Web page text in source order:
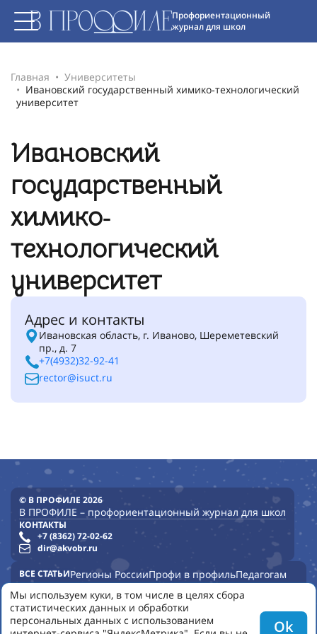
Профориентационный
журнал для школ
Главная
Университеты
Ивановский государственный химико‐технологический
университет
Ивановский
государственный
химико‐
технологический
университет
Адрес и контакты
Ивановская область, г. Иваново, Шереметевский
пр., д. 7
+7(4932)32-92-41
rector@isuct.ru
© В ПРОФИЛЕ 2026
В ПРОФИЛЕ – профориентационный журнал для школ
КОНТАКТЫ
+7 (8362) 72-02-62
dir@akvobr.ru
ВСЕ СТАТЬИРегионы РоссииПрофи в профильПедагогам
Опыт школОпыт регионовПрофурокОпыт детских садов
УНИВЕРСИТЕТЫ КОЛЛЕДЖИ ВСЕ НОМЕРА
НОВОСТИ
ПОЛЬЗОВАТЕЛЬСКОЕ СОГЛАШЕНИЕКОНФИДЕНЦИАЛЬНОСТЬ
Мы используем куки, в том числе в целях сбора
статистических данных и обработки
персональных данных с использованием
Ok